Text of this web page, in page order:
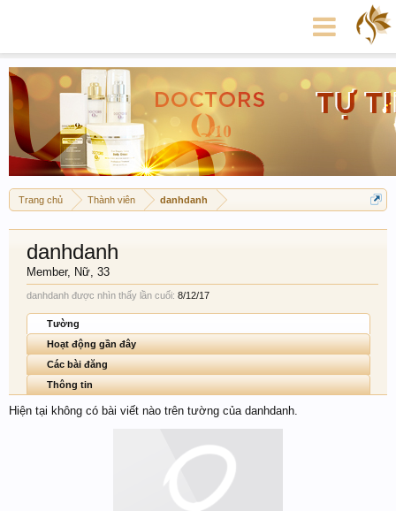
Trang chủ Thành viên danhdanh
danhdanh
Member, Nữ, 33
danhdanh được nhìn thấy lần cuối: 8/12/17
Tường
Hoạt động gần đây
Các bài đăng
Thông tin
Hiện tại không có bài viết nào trên tường của danhdanh.